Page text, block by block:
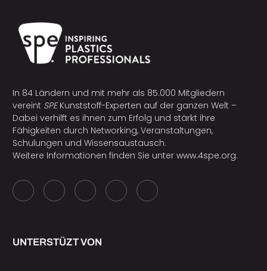
In 84 Ländern und mit mehr als 85.000 Mitgliedern
vereint SPEKunststoff-Experten auf der ganzen Welt –
Dabei verhilft es ihnen zum Erfolg und stärkt ihre
Fähigkeiten durch Networking, Veranstaltungen,
Schulungen und Wissensaustausch.
Weitere Informationen finden Sie unter www.4spe.org.
UNTERSTÜZT VON